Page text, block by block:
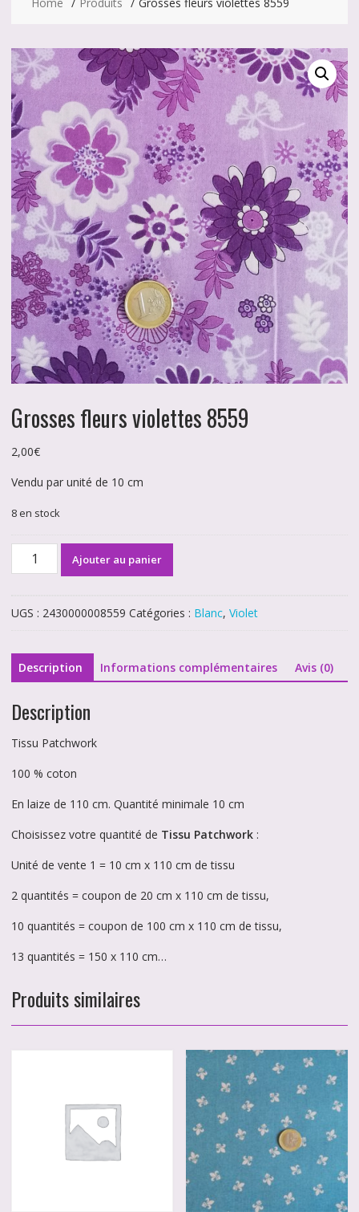
Grosses fleurs violettes 8559
2,00€
Vendu par unité de 10 cm
8 en stock
quantité
violettes
Ajouter au panier
UGS : 2430000008559 Catégories : Blanc, Violet
Description Informations complémentaires Avis (0)
Description
Tissu Patchwork
100 % coton
En laize de 110 cm. Quantité minimale 10 cm
Choisissez votre quantité de Tissu Patchwork:
Unité de vente 1 = 10 cm x 110 cm de tissu
2 quantités = coupon de 20 cm x 110 cm de tissu,
10 quantités = coupon de 100 cm x 110 cm de tissu,
13 quantités = 150 x 110 cm…
Produits similaires